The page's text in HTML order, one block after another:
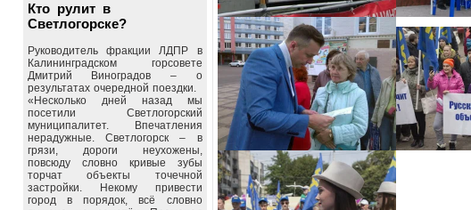
Кто рулит в
Светлогорске?
Руководитель фракции ЛДПР в
Калининградском горсовете
Дмитрий Виноградов – о
результатах очередной поездки.
«Несколько дней назад мы
посетили Светлогорский
муниципалитет. Впечатления
нерадужные. Светлогорск – в
грязи, дороги неухожены,
повсюду словно кривые зубы
торчат объекты точечной
застройки. Некому привести
город в порядок, всё словно